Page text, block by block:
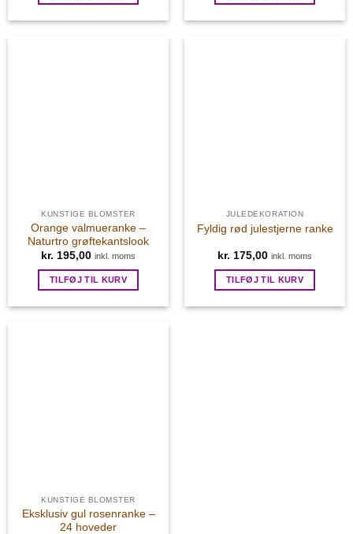
KUNSTIGE BLOMSTER
Orange valmueranke –
Naturtro grøftekantslook
kr. 195,00 inkl. moms
TILFØJ TIL KURV
JULEDEKORATION
Fyldig rød julestjerne ranke
kr. 175,00 inkl. moms
TILFØJ TIL KURV
KUNSTIGE BLOMSTER
Eksklusiv gul rosenranke –
24 hoveder